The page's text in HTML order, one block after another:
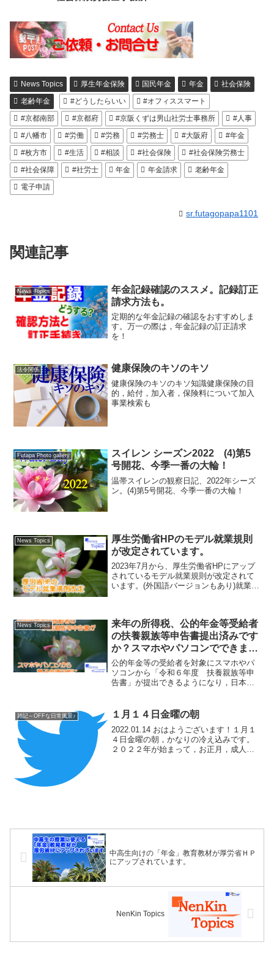
News Topics 厚生年金保険 国民年金 年金
社会保険
老齢年金
#どうしたらいい
#オフィススマート
#京都南部
#京都府 #京阪くずは男山社労士事務所
#人事
#八幡市
#労働 #労務 #労務士 #大阪府
#年金
#枚方市
#生活 #相談 #社会保険
#社会保険労務士
#社会保障
#社労士 年金 年金請求
老齢年金
電子申請
sr.futagopapa1101
関連記事
News Topics
年金記録確認のススメ。記録訂正
請求方法も。
定期的な年金記録の確認をおすすめしま
す。万一の際は，年金記録の訂正請求
を！
法令関係 健康保険のキソのキソ
健康保険のキソのキソ知識健康保険の目
的，給付，加入者，保険料について加入
事業検索も
Futapa Photo gallery
スイレン シーズン2022 (4)第5
号開花、今季一番の大輪！
温帯スイレンの観察日記、2022年シーズ
ン。(4)第5号開花、今季一番の大輪！
News Topics
厚生労働省HPのモデル就業規則
が改定されています。
2023年7月から、厚生労働省HPにアップ
されているモデル就業規則が改定されて
います。(外国語バージョンもあり)就業規
成する場合は注意が必要です。
News Topics
来年の所得税、公的年金等受給者
の扶養親族等申告書提出済みです
か？スマホやパソコンでできま
す。
公的年金等の受給者を対象にスマホやパ
ソコンから「令和６年度 扶養親族等申
告書」が提出できるようになり，日本年
雑記～OFFな日常風景♪ １月１４日金曜の朝
2022.01.14 おはようございます！１月１
４日金曜の朝，かなりの冷え込みです。
２０２２年が始まって，お正月，成人の
中高生向けの「年金」教育教材が厚労省ＨＰ
にアップされています。
NenKin Topics